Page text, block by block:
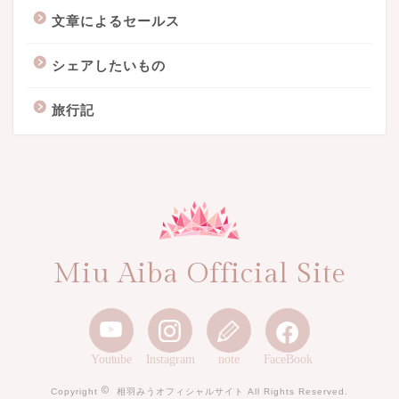
文章によるセールス
シェアしたいもの
旅行記
Miu Aiba Official Site
Youtube Instagram note FaceBook
Copyright 相羽みうオフィシャルサイト All Rights Reserved.